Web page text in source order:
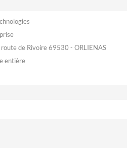
de Rivoire 69530 - ORLIENAS